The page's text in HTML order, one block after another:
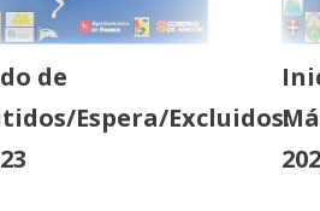
de
Espera/Excluidos: